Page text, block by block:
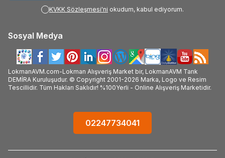
KVKK Sözleşmesi'ni okudum, kabul ediyorum.
Sosyal Medya
LokmanAVM.com-Lokman Alışveriş Market bir, LokmanAVM Tarık
DEMİRA Kuruluşudur. © Copyright 2001-2026 Marka, Logo ve Resim
Tescillidir. Tüm Hakları Saklıdır! %100Yerli - Online Alışveriş Marketidir.
02247734041